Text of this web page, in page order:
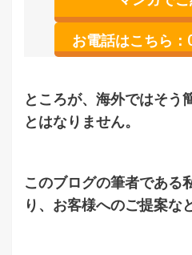
お電話はこちら
ところが、海外ではそう
とはなりません。
このブログの筆者である
り、お客様へのご提案な